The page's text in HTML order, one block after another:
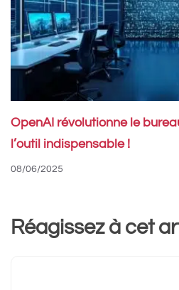
OpenAI révolutionne le
l’outil indispensable !
08/06/2025
Réagissez à cet